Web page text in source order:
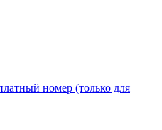
номер (только для